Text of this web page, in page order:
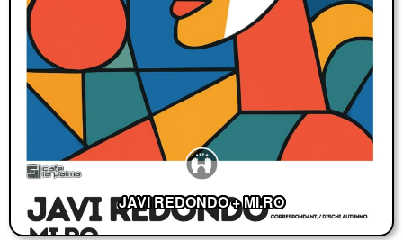
JAVI REDONDO + MI.RO